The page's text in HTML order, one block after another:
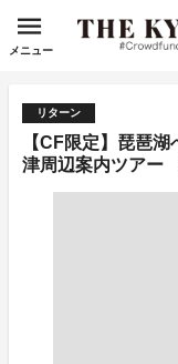
メニュー
リターン
【CF限定】琵琶
津周辺案内ツア